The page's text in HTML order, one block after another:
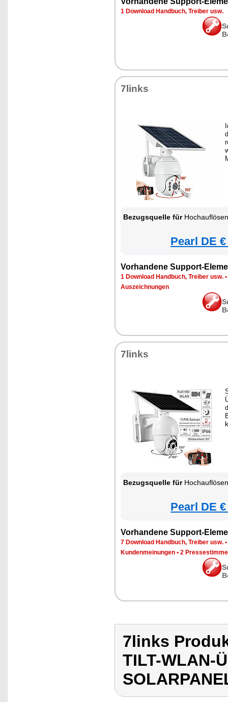
1 Download Handbuch, Treiber usw.
7links
Bezugsquelle fürHochauflösende Pan-Tilt-
Pearl DE
Vorhandene Support-
1 Download Handbuch, Treiber usw. •
Auszeichnungen
7links
Bezugsquelle fürHochauflösende Pan-Tilt-
Pearl DE
Vorhandene Support-
7 Download Handbuch, Treiber usw. •
Kundenmeinungen • 2
7links
TILT-WLAN-